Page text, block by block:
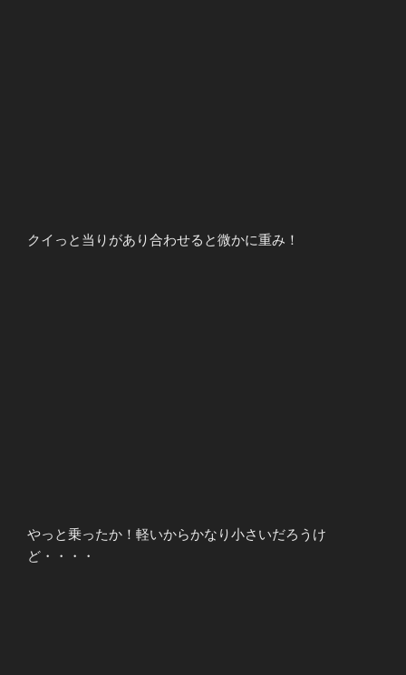
クイっと当りがあり合わせると微かに重み！
やっと乗ったか！軽いからかなり小さいだろうけ
ど・・・・